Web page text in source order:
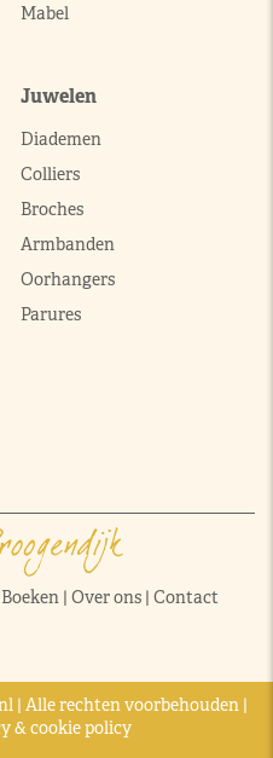
Mabel
Juwelen
Diademen
Colliers
Broches
Armbanden
Oorhangers
Parures
Boeken| Over ons| Contact
| Alle rechten voorbehouden |
& cookie policy